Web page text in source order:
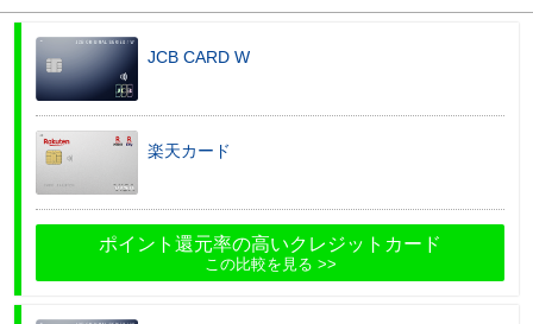
JCB CARD W
楽天カード
ポイント還元率の高いクレジットカード
この比較を見る